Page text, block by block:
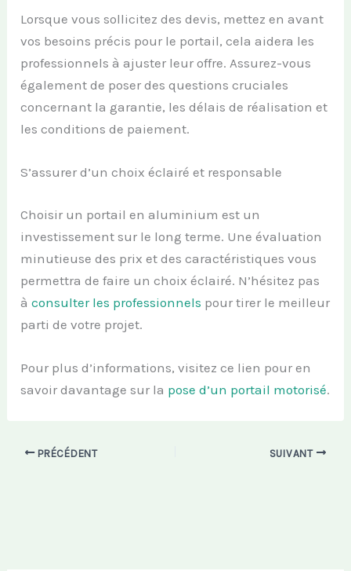
Lorsque vous sollicitez des devis, mettez en avant
vos besoins précis pour le portail, cela aidera les
professionnels à ajuster leur offre. Assurez-vous
également de poser des questions cruciales
concernant la garantie, les délais de réalisation et
les conditions de paiement.
S’assurer d’un choix éclairé et responsable
Choisir un portail en aluminium est un
investissement sur le long terme. Une évaluation
minutieuse des prix et des caractéristiques vous
permettra de faire un choix éclairé. N’hésitez pas
à consulter les professionnels pour tirer le meilleur
parti de votre projet.
Pour plus d’informations, visitez ce lien pour en
savoir davantage sur la pose d’un portail motorisé.
PRÉCÉDENT SUIVANT